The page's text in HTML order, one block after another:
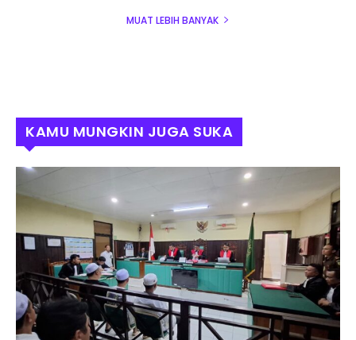
MUAT LEBIH BANYAK
KAMU MUNGKIN JUGA SUKA